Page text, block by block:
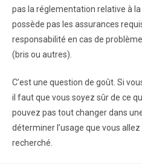
pas la réglementation relative à
possède pas les assurances
responsabilité en cas de
(bris ou autres).
C’est une question de goût. Si
il faut que vous soyez sûr de ce
pouvez pas tout changer dans
déterminer l’usage que vous
recherché.